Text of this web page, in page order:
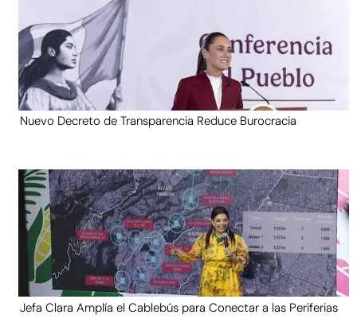
Nuevo Decreto de Transparencia Reduce Burocracia
Jefa Clara Amplía el Cablebús para Conectar a las Periferias